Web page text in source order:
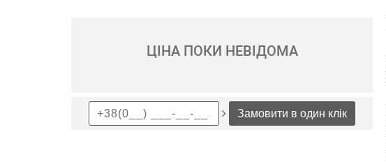
ЦІНА ПОКИ НЕВІДОМА
Замовити в один клік